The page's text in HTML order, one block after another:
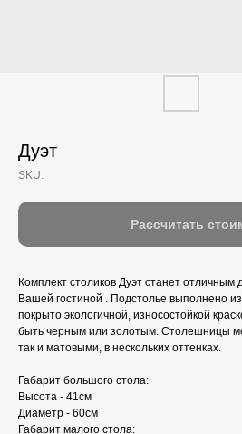
Дуэт
SKU:
Рассчитать
Комплект столиков Дуэт станет
Вашей гостиной . Подстолье выполнено
покрыто экологичной, износостойкой
быть черным или золотым. Столешницы
так и матовыми, в нескольких оттенках.
Габарит большого стола:
Высота - 41см
Диаметр - 60см
Габарит малого стола: